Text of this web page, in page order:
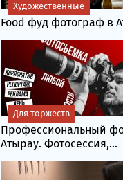
Food фуд фотограф в
Художественные
Профессиональный
Атырау. Фотосессия,...
Для торжеств